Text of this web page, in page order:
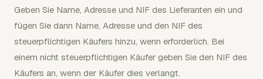
Geben Sie Name, Adresse und NIF des Lieferanten ein und
fügen Sie dann Name, Adresse und den NIF des
steuerpflichtigen Käufers hinzu, wenn erforderlich. Bei
einem nicht steuerpflichtigen Käufer geben Sie den NIF des
Käufers an, wenn der Käufer dies verlangt.